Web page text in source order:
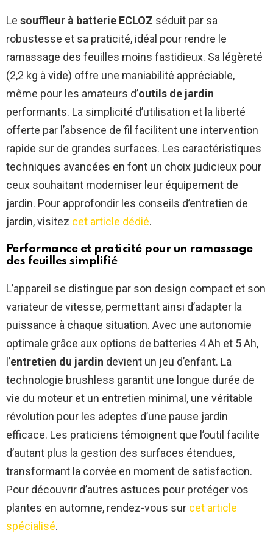
Le souffleur à batterie ECLOZ séduit par sa
robustesse et sa praticité, idéal pour rendre le
ramassage des feuilles moins fastidieux. Sa légèreté
(2,2 kg à vide) offre une maniabilité appréciable,
même pour les amateurs d’outils de jardin
performants. La simplicité d’utilisation et la liberté
offerte par l’absence de fil facilitent une intervention
rapide sur de grandes surfaces. Les caractéristiques
techniques avancées en font un choix judicieux pour
ceux souhaitant moderniser leur équipement de
jardin. Pour approfondir les conseils d’entretien de
jardin, visitez cet article dédié.
Performance et praticité pour un ramassage
des feuilles simplifié
L’appareil se distingue par son design compact et son
variateur de vitesse, permettant ainsi d’adapter la
puissance à chaque situation. Avec une autonomie
optimale grâce aux options de batteries 4 Ah et 5 Ah,
l’entretien du jardin devient un jeu d’enfant. La
technologie brushless garantit une longue durée de
vie du moteur et un entretien minimal, une véritable
révolution pour les adeptes d’une pause jardin
efficace. Les praticiens témoignent que l’outil facilite
d’autant plus la gestion des surfaces étendues,
transformant la corvée en moment de satisfaction.
Pour découvrir d’autres astuces pour protéger vos
plantes en automne, rendez-vous sur cet article
spécialisé.